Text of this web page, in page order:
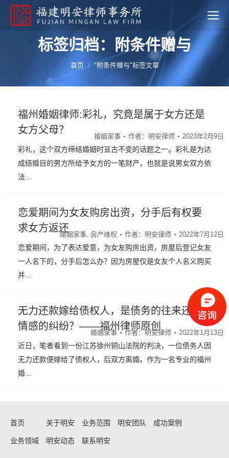
标签归档：附条件赠与
您的位置：
首页 "附条件赠与"标签文章
福州婚姻律师:彩礼，究竟是属于女方还是
女方父母？
婚姻家事 作者： 明安律师 2023年2月9日
彩礼，这个双方缔结婚姻时亘古不变的话题之一。彩礼是为达
成结婚目的男方所给予女方的一笔财产，也就是说男女双方依
法…
恋爱期间为女友购房出资，分手后有权要
求女方返还
婚姻家事, 房产维权 作者： 明安律师 2022年7月12日
恋爱期间，为了表达爱意，为女友购房出资，房屋后登记女友
一人名下的，分手后怎么办？因为房屋仅是女友个人名义购买
并…
无力还款嫁给债权人，是债务的往来还是
情感的纠纷？——福州律师原创
婚姻家事 作者：明安律师 2022年1月13日
近日，笔者看到一份江苏徐州铜山法院的判决，一位债务人因
无力还款便嫁给了债权人，后双方离婚。作为一名专业的福州
婚…
首页 关于明安 业务范围 明安团队 成功案例
业务领域 明安动态 联系明安